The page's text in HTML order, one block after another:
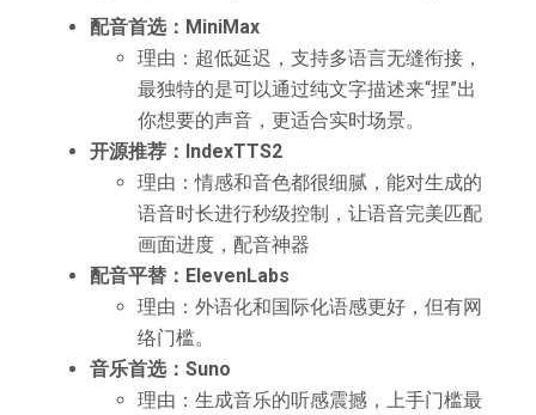
配音首选：MiniMax
理由：超低延迟，支持多语言无缝衔接，
最独特的是可以通过纯文字描述来“捏”出
你想要的声音，更适合实时场景。
开源推荐：IndexTTS2
理由：情感和音色都很细腻，能对生成的
语音时长进行秒级控制，让语音完美匹配
画面进度，配音神器
配音平替：ElevenLabs
理由：外语化和国际化语感更好，但有网
络门槛。
音乐首选：Suno
理由：生成音乐的听感震撼，上手门槛最